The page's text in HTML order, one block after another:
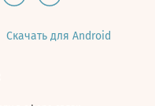
Скачать для Android